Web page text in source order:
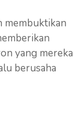
membuktikan
yang mereka
berusaha